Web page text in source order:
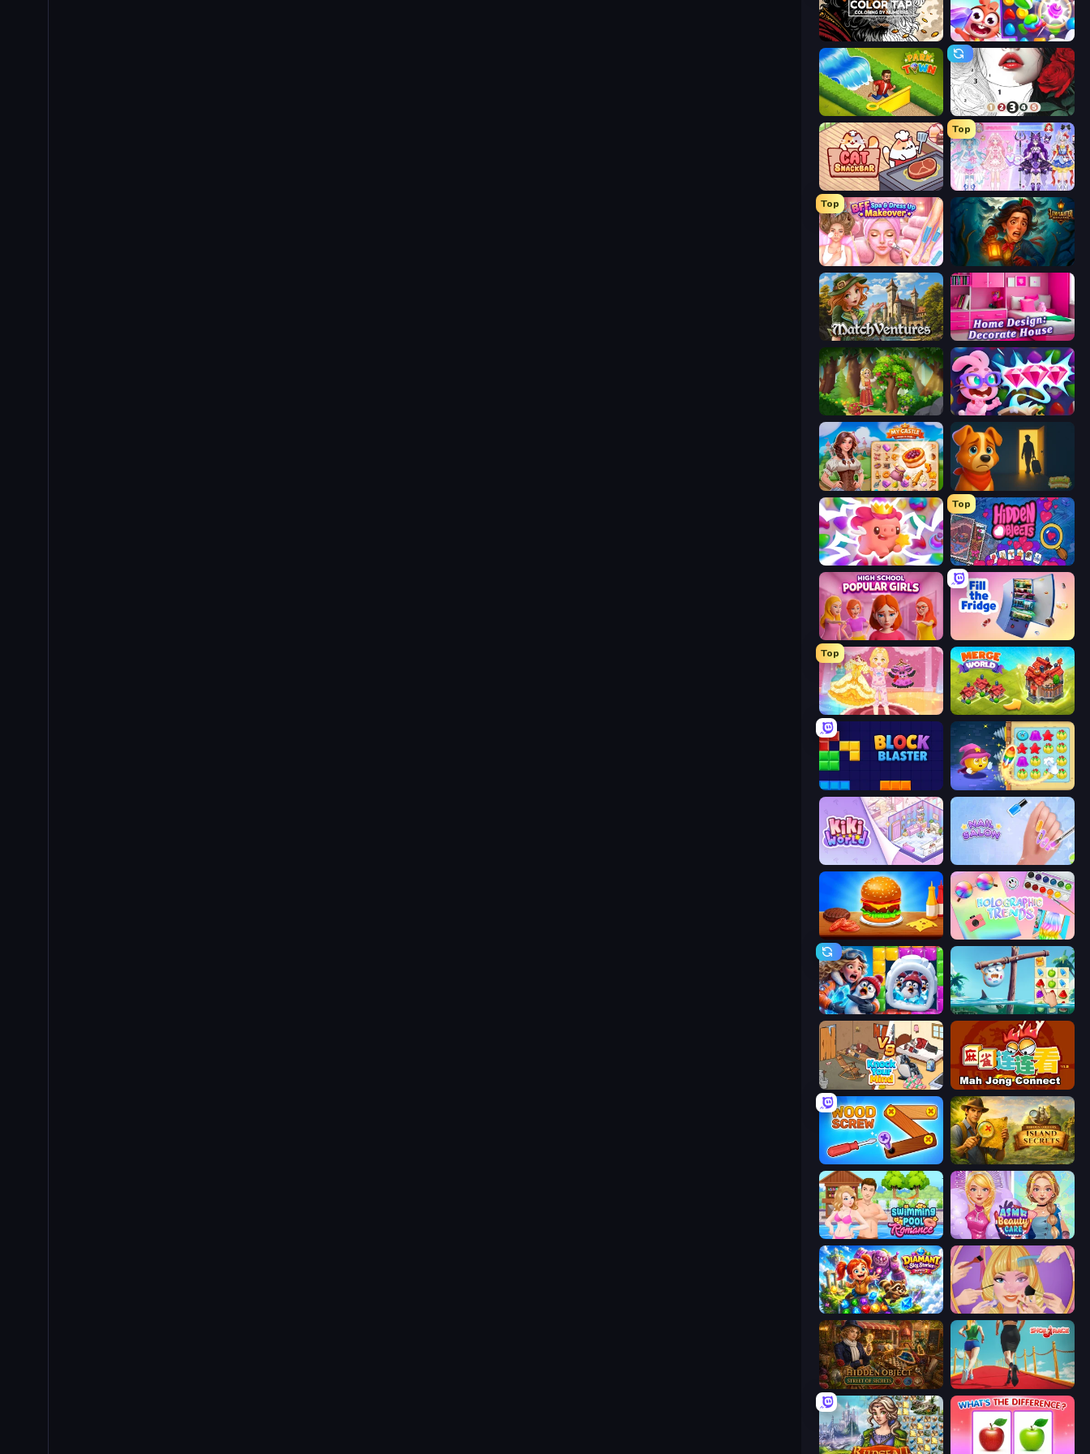
Color Tap: Coloring by Numbers Skydom
Park Town Numicolor
Cat Snack Bar
Top
Idol Livestream: Fashion Game
Top
BFF Makeover - Spa & Dress Up Lamplighter: Merge & Magic
MatchVentures Home Design: Decorate House
Northern Merge Skydom: Reforged
My Castle: Merge & Story Ranch Adventures
Match Arena
Top
Hidden Objects
Fill The Fridge
Top
Royal Glow Princess Makeover Merge World
ブロックブラスト Candy Riddles
KiKi World Nail Salon
Burger Cafe Holographic Trends
Captain Blast Sugar Heroes
Knock Your Mind Mahjong Connect (Legacy)
Wood Screw: Bolts Puzzle Hidden Objects: Island Secrets
Swimming Pool Romance ASMR Beauty Care
Diamant: Sky Stories Match 3 Extreme Makeover
Hidden Object: Street Of Secrets Shoe Race